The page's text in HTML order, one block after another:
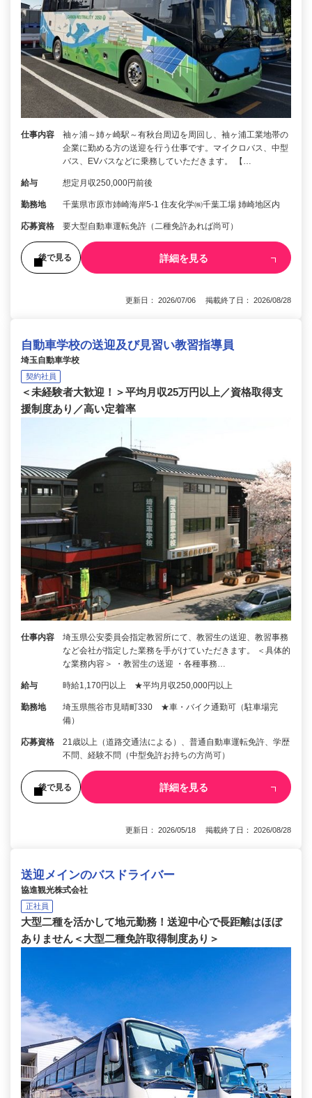
仕事内容
袖ヶ浦～姉ヶ崎駅～有秋台周辺を周回し、袖ヶ浦工業地帯の
企業に勤める方の送迎を行う仕事です。マイクロバス、中型
バス、EVバスなどに乗務していただきます。 【…
給与 想定月収250,000円前後
勤務地 千葉県市原市姉崎海岸5-1 住友化学㈱千葉工場 姉崎地区内
応募資格 要大型自動車運転免許（二種免許あれば尚可）
後で見る 詳細を見る
更新日： 2026/07/06 掲載終了日： 2026/08/28
自動車学校の送迎及び見習い教習指導員
埼玉自動車学校
契約社員
＜未経験者大歓迎！＞平均月収25万円以上／資格取得支
援制度あり／高い定着率
仕事内容
埼玉県公安委員会指定教習所にて、教習生の送迎、教習事務
など会社が指定した業務を手がけていただきます。 ＜具体的
な業務内容＞ ・教習生の送迎 ・各種事務…
給与 時給1,170円以上 ★平均月収250,000円以上
勤務地
埼玉県熊谷市見晴町330 ★車・バイク通勤可（駐車場完
備）
応募資格
21歳以上（道路交通法による）、普通自動車運転免許、学歴
不問、経験不問（中型免許お持ちの方尚可）
後で見る 詳細を見る
更新日： 2026/05/18 掲載終了日： 2026/08/28
送迎メインのバスドライバー
協進観光株式会社
正社員
大型二種を活かして地元勤務！送迎中心で長距離はほぼ
ありません＜大型二種免許取得制度あり＞